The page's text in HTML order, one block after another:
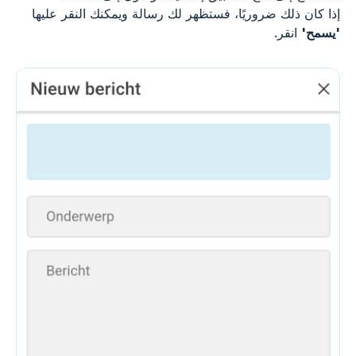
إذا كان ذلك ضروريًا، فستظهر لك رسالة ويمكنك النقر عليها
'يسمح' انقر.